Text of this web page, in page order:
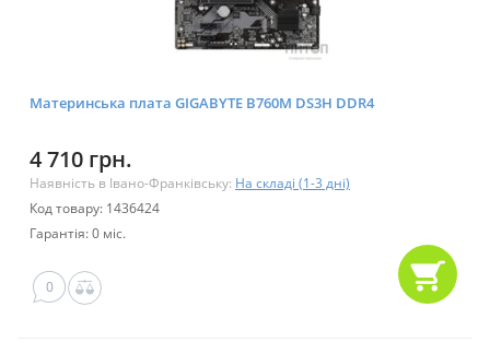
Материнська плата GIGABYTE B760M DS3H DDR4
4 710 грн.
Наявність в Івано-Франківську: На складі (1-3 дні)
Код товару: 1436424
Гарантія: 0 міс.
0